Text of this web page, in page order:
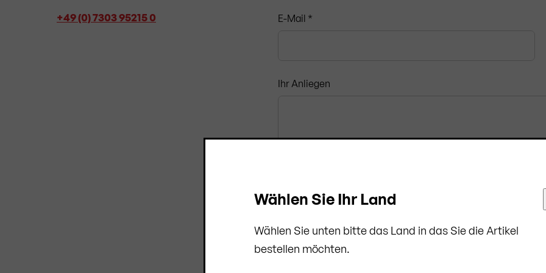
+49 (0) 7303 95215 0 E-Mail *
Ihr Anliegen
Wählen Sie Ihr Land
Wählen Sie unten bitte das Land in das Sie die Artikel
bestellen möchten.